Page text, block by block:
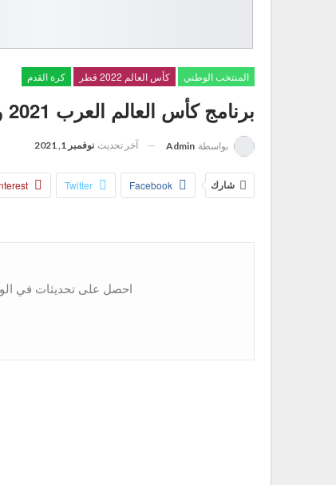
المنتخب الوطني كأس العالم 2022 قطر كرة القدم
برنامج كأس العالم العرب 2021 و قنوات الناقلة للبطولة
بواسطة Admin آخر تحديث نوفمبر 1, 2021
شارك Facebook
Twitter
احصل على تحديثات في